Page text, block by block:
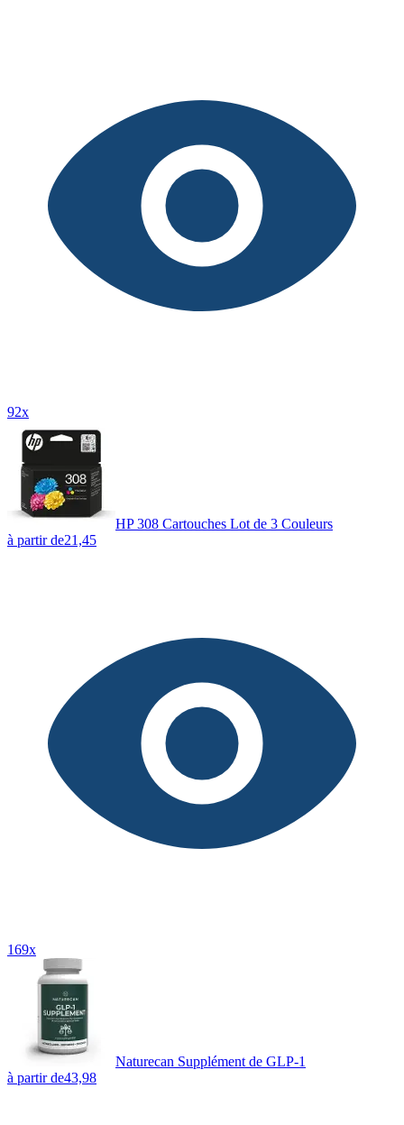
92x
HP 308 Cartouches Lot de 3 Couleurs
à partir de21,45
169x
Naturecan Supplément de GLP-1
à partir de43,98